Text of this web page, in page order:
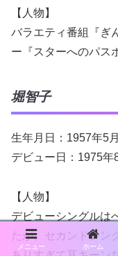
【人物】
バラエティ番組『ぎ
ー『スターへのパス
堀智子
生年月日：1957年5
デビュー日：1975年
【人物】
デビューシングルは
たが、セカンドシン
メニュー ホーム